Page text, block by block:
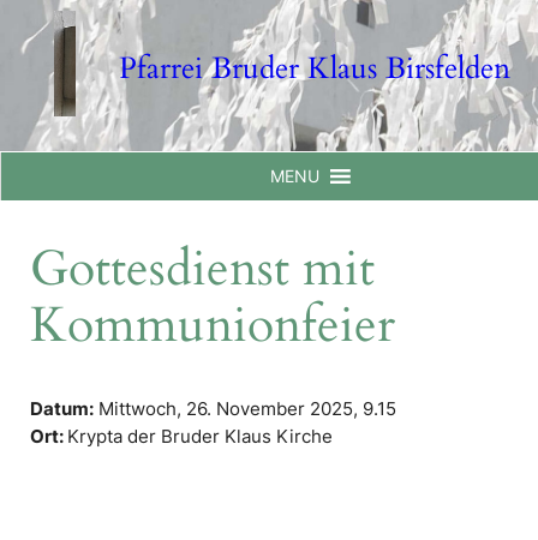
content
Pfarrei Bruder Klaus Birsfelden
MENU
Gottesdienst mit
Kommunionfeier
Datum: Mittwoch, 26. November 2025, 9.15
Ort: Krypta der Bruder Klaus Kirche